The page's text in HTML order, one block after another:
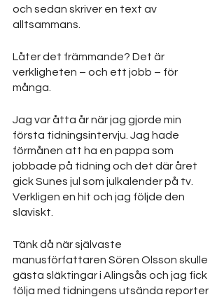
och sedan skriver en text av
alltsammans.
Låter det främmande? Det är
verkligheten – och ett jobb – för
många.
Jag var åtta år när jag gjorde min
första tidningsintervju. Jag hade
förmånen att ha en pappa som
jobbade på tidning och det där året
gick Sunes jul som julkalender på tv.
Verkligen en hit och jag följde den
slaviskt.
Tänk då när självaste
manusförfattaren Sören Olsson skulle
gästa släktingar i Alingsås och jag fick
följa med tidningens utsända reporter